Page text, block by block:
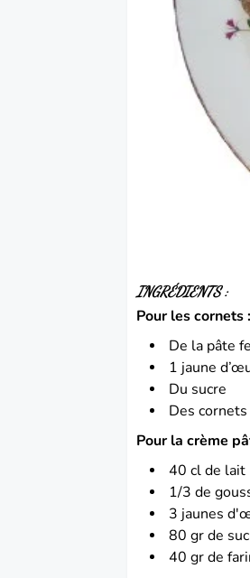
INGRÉDIENTS:
Pour les cornets :
De la pâte
1 jaune
Du sucre
Des
Pour la crème
40 cl de lait
1/3 de
3 jaunes
80 gr de
40 gr de